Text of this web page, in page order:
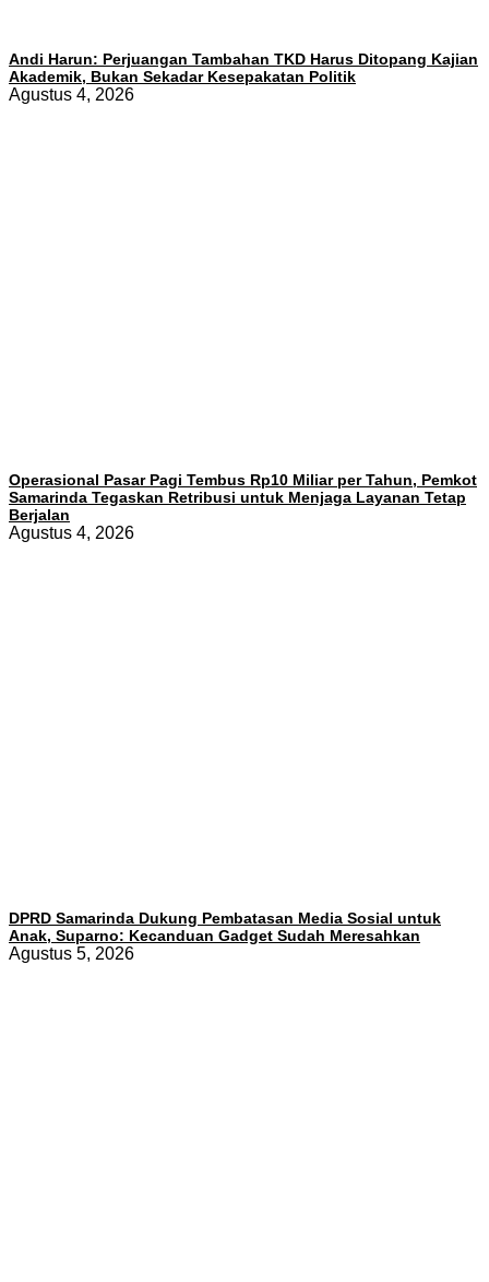
Andi Harun: Perjuangan Tambahan TKD Harus Ditopang Kajian
Akademik, Bukan Sekadar Kesepakatan Politik
Agustus 4, 2026
Operasional Pasar Pagi Tembus Rp10 Miliar per Tahun, Pemkot
Samarinda Tegaskan Retribusi untuk Menjaga Layanan Tetap
Berjalan
Agustus 4, 2026
DPRD Samarinda Dukung Pembatasan Media Sosial untuk
Anak, Suparno: Kecanduan Gadget Sudah Meresahkan
Agustus 5, 2026